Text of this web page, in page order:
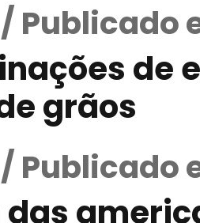
Publicado
de
grãos
Publicado